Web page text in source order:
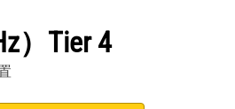
）Tier 4